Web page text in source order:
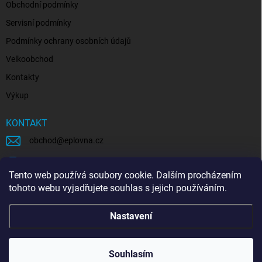
Tento web používá soubory cookie. Dalším procházením
tohoto webu vyjadřujete souhlas s jejich používáním.
Nastavení
Souhlasím
Obchodní podmínky
Servisní podmínky
Podmínky ochrany osobních údajů
Velkoobchod
Kontakty
Výkup
KONTAKT
obchod @eplovna.cz
eplovna.cz